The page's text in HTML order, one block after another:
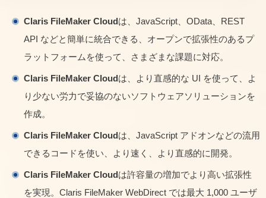
Claris FileMaker Cloudは、JavaScript、OData、REST
API などと簡単に統合できる、オープンで拡張性のあるプ
ラットフォームを使って、さまざまな課題に対応。
Claris FileMaker Cloudは、より直感的な UI を使って、よ
り少ない労力で妥協のないソフトウェアソリューションを
作成。
Claris FileMaker Cloudは、JavaScript アドオンなどの流用
できるコードを使い、より速く、より直感的に開発。
Claris FileMaker Cloudは許容量の増加でより高い拡張性
を実現。Claris FileMaker WebDirect では最大 1,000 ユーザ